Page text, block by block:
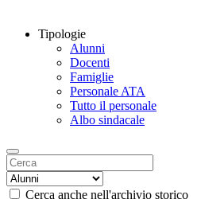
Tipologie
Alunni
Docenti
Famiglie
Personale ATA
Tutto il personale
Albo sindacale
Cerca anche nell'archivio storico